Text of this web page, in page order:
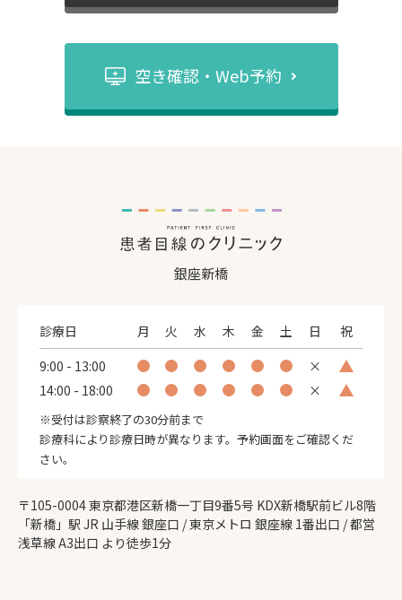
空き確認・Web予約
銀座新橋
診療日 月 火 水 木 金 土 日
祝
9:00 - 13:00
×
14:00 - 18:00
×
※受付は診察終了の30分前まで
診療科により診療日時が異なります。予約画面をご確認くだ
さい。
〒105-0004 東京都港区新橋一丁目9番5号 KDX新橋駅前ビル8階
「新橋」駅 JR 山手線 銀座口 / 東京メトロ 銀座線 1番出口 / 都営
浅草線 A3出口 より徒歩1分